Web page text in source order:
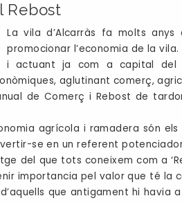
Rebost
La vila d’Alcarràs fa molts
promocionar l’economia de la vila.
i actuant ja com a capital del
aglutinant comerç,
de Comerç i Rebost de
agrícola i ramadera són
se en un referent
del que tots coneixem com a
importancia pel valor que té la
d’aquells que antigament hi